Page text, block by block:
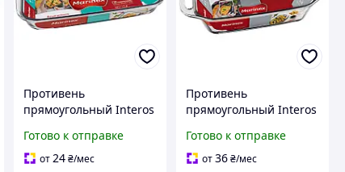
Противень
прямоугольный Interos
стекла с ручками 1,6л
(6532)
Готово к отправке
от24 ₴/мес
Противень
прямоугольный Interos
стекла с ручками 3,5л
(6539)
Готово к отправке
от36₴/мес